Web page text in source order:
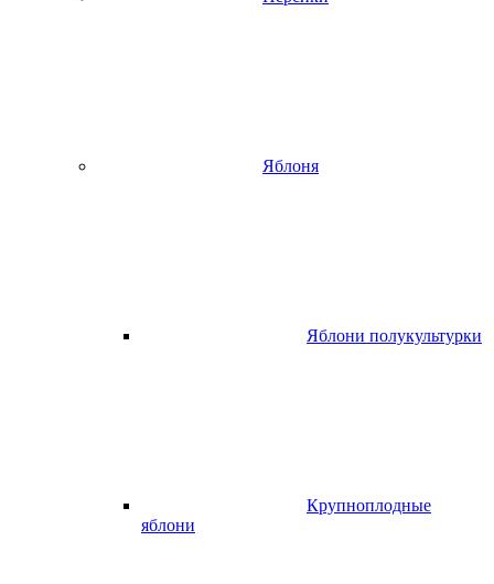
Яблоня
Яблони полукультурки
Крупноплодные
яблони